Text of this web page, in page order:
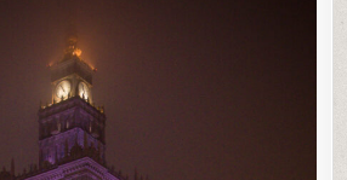
59
0
SHARE